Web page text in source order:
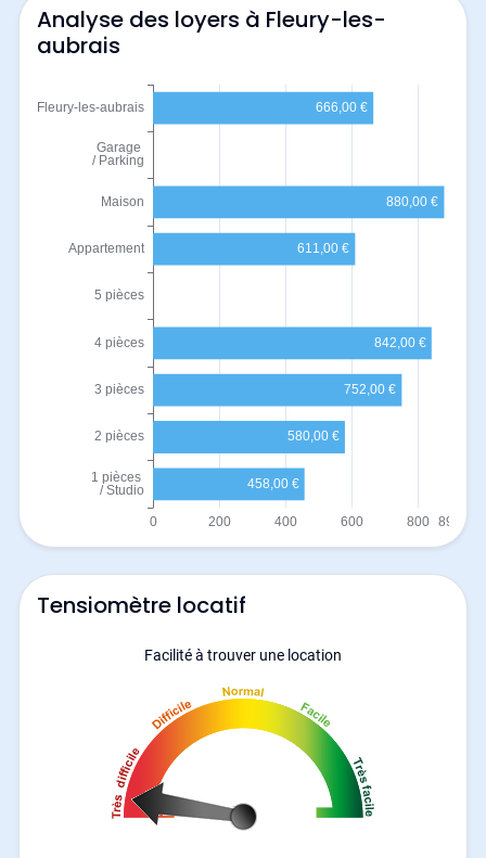
Analyse des loyers à Fleury-les-
aubrais
Tensiomètre locatif
Facilité à trouver une location